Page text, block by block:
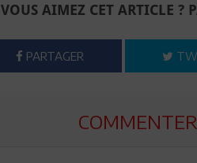
VOUS AIMEZ CET ARTICLE ?
PARTAGER